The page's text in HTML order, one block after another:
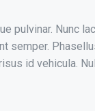
pulvinar. Nunc
semper.
id vehicula.